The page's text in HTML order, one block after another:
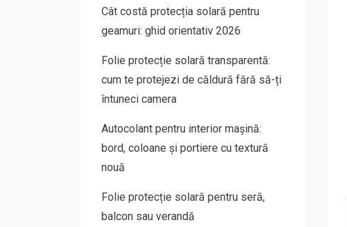
Cât costă protecția solară pentru
geamuri: ghid orientativ 2026
Folie protecție solară transparentă:
cum te protejezi de căldură fără să-ți
întuneci camera
Autocolant pentru interior mașină:
bord, coloane și portiere cu textură
nouă
Folie protecție solară pentru seră,
balcon sau verandă